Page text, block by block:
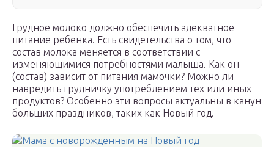
Грудное молоко должно обеспечить адекватное
питание ребенка. Есть свидетельства о том, что
состав молока меняется в соответствии с
изменяющимися потребностями малыша. Как он
(состав) зависит от питания мамочки? Можно ли
навредить грудничку употреблением тех или иных
продуктов? Особенно эти вопросы актуальны в канун
больших праздников, таких как Новый год.